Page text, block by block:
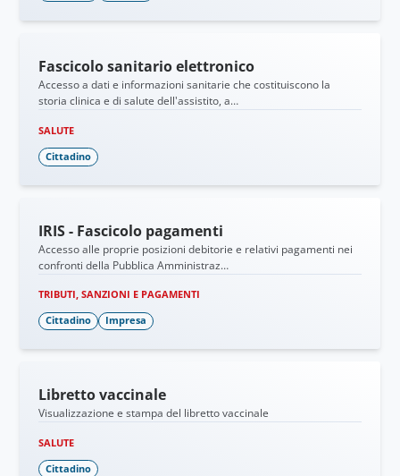
Fascicolo sanitario elettronico
Accesso a dati e informazioni sanitarie che costituiscono la
storia clinica e di salute dell'assistito, a…
SALUTE
Cittadino
IRIS - Fascicolo pagamenti
Accesso alle proprie posizioni debitorie e relativi pagamenti nei
confronti della Pubblica Amministraz…
TRIBUTI, SANZIONI E PAGAMENTI
Cittadino Impresa
Libretto vaccinale
Visualizzazione e stampa del libretto vaccinale
SALUTE
Cittadino